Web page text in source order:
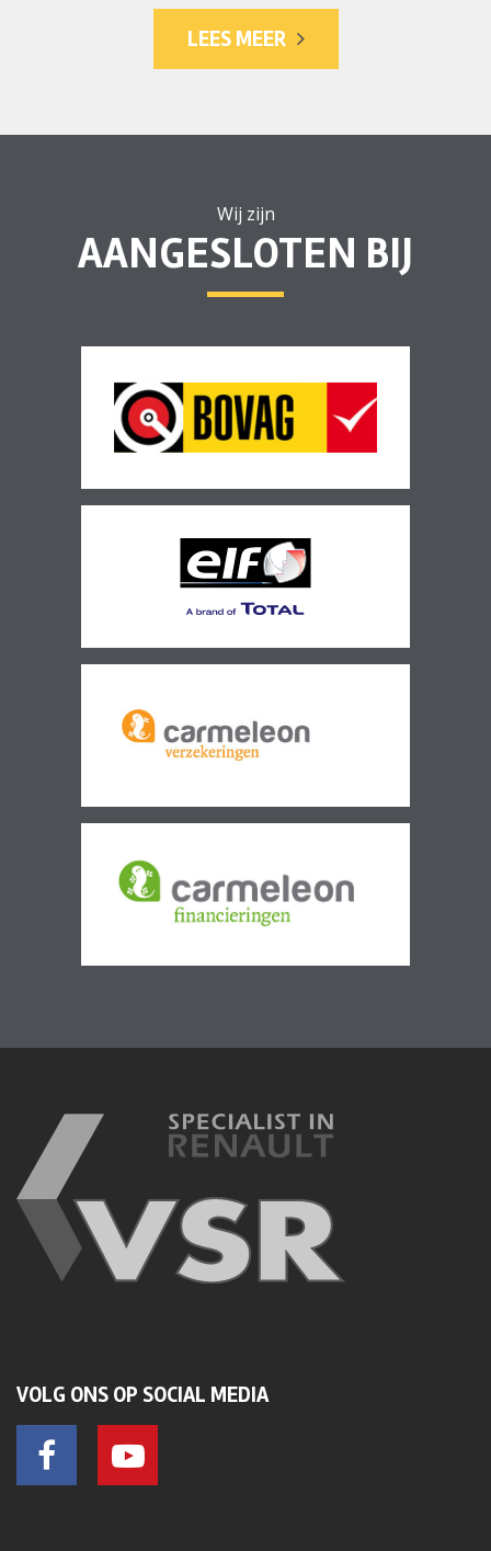
LEES MEER
Wij zijn
AANGESLOTEN BIJ
VOLG ONS OP SOCIAL MEDIA